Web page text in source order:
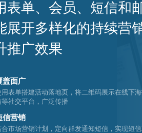
表单、会员、短信和
展开多样化的持续营
推广效果
盖面广
用表单搭建活动落地页，将二维码展示在线下
等社交平台，广泛传播
信营销
合市场营销计划，定向群发通知短信，实现短